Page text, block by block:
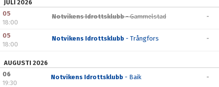
JULI 2026
05
18:00
Notvikens Idrottsklubb- Gammelstad -
05
18:00
Notvikens Idrottsklubb - Trångfors -
AUGUSTI 2026
06
19:30
Notvikens Idrottsklubb - Baik -